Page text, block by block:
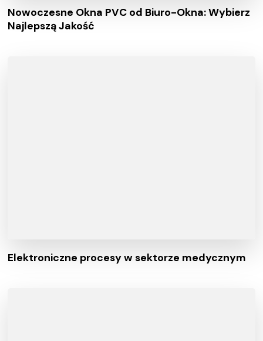
Nowoczesne Okna PVC od Biuro-Okna: Wybierz
Najlepszą Jakość
Elektroniczne procesy w sektorze medycznym